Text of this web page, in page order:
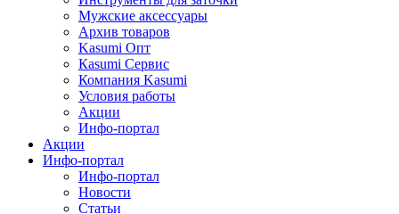
Мужские аксессуары
Архив товаров
Kasumi Опт
Кasumi Сервис
Компания Kasumi
Условия работы
Акции
Инфо-портал
Акции
Инфо-портал
Инфо-портал
Новости
Статьи